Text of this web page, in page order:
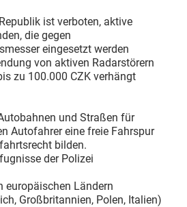
ist verboten, aktive
die gegen
eingesetzt werden
von aktiven Radarstörern
zu 100.000 CZK verhängt
und Straßen für
Autofahrer eine freie Fahrspur
bilden.
der Polizei
europäischen Ländern
Großbritannien, Polen, Italien)